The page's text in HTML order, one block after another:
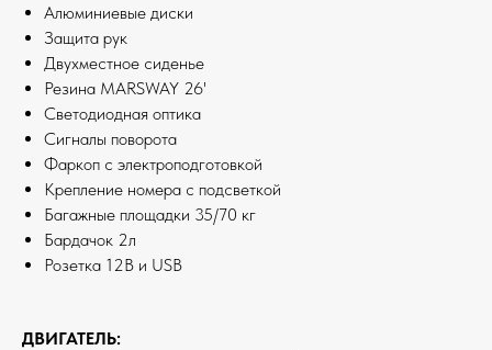
Алюминиевые диски
Защита рук
Двухместное сиденье
Резина MARSWAY 26'
Светодиодная оптика
Сигналы поворота
Фаркоп с электроподготовкой
Крепление номера с подсветкой
Багажные площадки 35/70 кг
Бардачок 2л
Розетка 12В и USB
ДВИГАТЕЛЬ: